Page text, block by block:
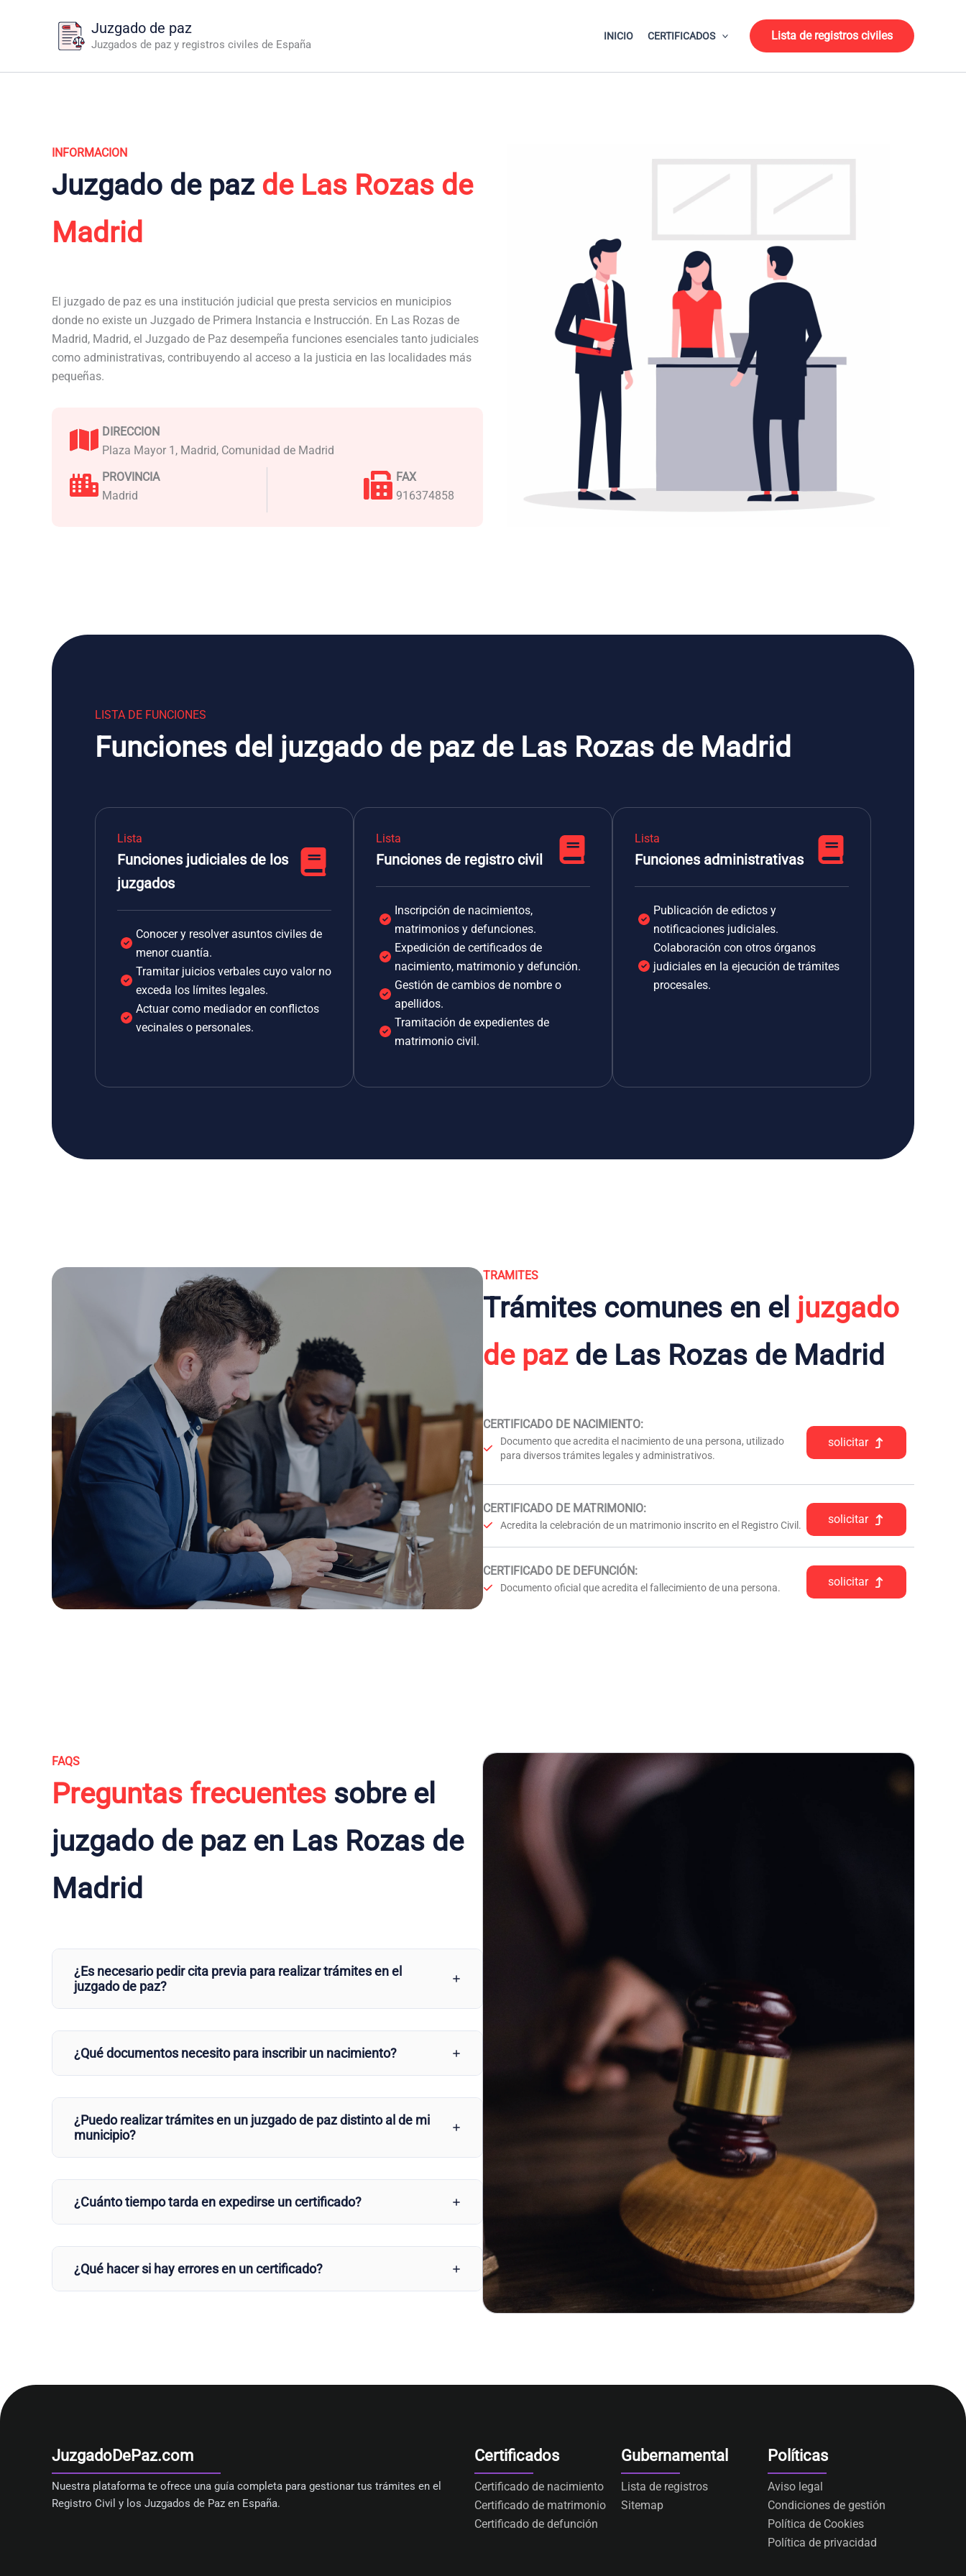
Juzgado de paz
Juzgados de paz y registros civiles de España
INICIO CERTIFICADOS Lista de registros civiles
INFORMACION
Juzgado de paz de Las Rozas de
Madrid
El juzgado de paz es una institución judicial que presta servicios en municipios
donde no existe un Juzgado de Primera Instancia e Instrucción. En Las Rozas de
Madrid, Madrid, el Juzgado de Paz desempeña funciones esenciales tanto judiciales
como administrativas, contribuyendo al acceso a la justicia en las localidades más
pequeñas.
DIRECCION
Plaza Mayor 1, Madrid, Comunidad de Madrid
PROVINCIA
Madrid
FAX
916374858
LISTA DE FUNCIONES
Funciones del juzgado de paz de Las Rozas de Madrid
Lista
Funciones judiciales de los
juzgados
Conocer y resolver asuntos civiles de
menor cuantía.
Tramitar juicios verbales cuyo valor no
exceda los límites legales.
Actuar como mediador en conflictos
vecinales o personales.
Lista
Funciones de registro civil
Inscripción de nacimientos,
matrimonios y defunciones.
Expedición de certificados de
nacimiento, matrimonio y defunción.
Gestión de cambios de nombre o
apellidos.
Tramitación de expedientes de
matrimonio civil.
Lista
Funciones administrativas
Publicación de edictos y
notificaciones judiciales.
Colaboración con otros órganos
judiciales en la ejecución de trámites
procesales.
TRAMITES
Trámites comunes en el juzgado
de pazde Las Rozas de Madrid
CERTIFICADO DE NACIMIENTO:
Documento que acredita el nacimiento de una persona, utilizado
para diversos trámites legales y administrativos.
solicitar
CERTIFICADO DE MATRIMONIO:
Acredita la celebración de un matrimonio inscrito en el Registro Civil. solicitar
CERTIFICADO DE DEFUNCIÓN:
Documento oficial que acredita el fallecimiento de una persona. solicitar
FAQS
Preguntas frecuentes sobre el
juzgado de paz en Las Rozas de
Madrid
¿Es necesario pedir cita previa para realizar trámites en el
juzgado de paz?
¿Qué documentos necesito para inscribir un nacimiento?
¿Puedo realizar trámites en un juzgado de paz distinto al de mi
municipio?
¿Cuánto tiempo tarda en expedirse un certificado?
¿Qué hacer si hay errores en un certificado?
JuzgadoDePaz.com
Nuestra plataforma te ofrece una guía completa para gestionar tus trámites en el
Registro Civil y los Juzgados de Paz en España.
Certificados
Certificado de nacimiento
Certificado de matrimonio
Certificado de defunción
Gubernamental
Lista de registros
Sitemap
Políticas
Aviso legal
Condiciones de gestión
Política de Cookies
Política de privacidad